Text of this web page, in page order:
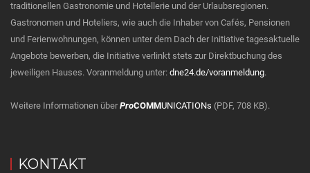
traditionellen Gastronomie und Hotellerie und der Urlaubsregionen.
Gastronomen und Hoteliers, wie auch die Inhaber von Cafés, Pensionen
und Ferienwohnungen, können unter dem Dach der Initiative tagesaktuelle
Angebote bewerben, die Initiative verlinkt stets zur Direktbuchung des
jeweiligen Hauses. Voranmeldung unter: dne24.de/voranmeldung.
Weitere Informationen überProCOMMUNICATIONs (PDF, 708 KB).
KONTAKT